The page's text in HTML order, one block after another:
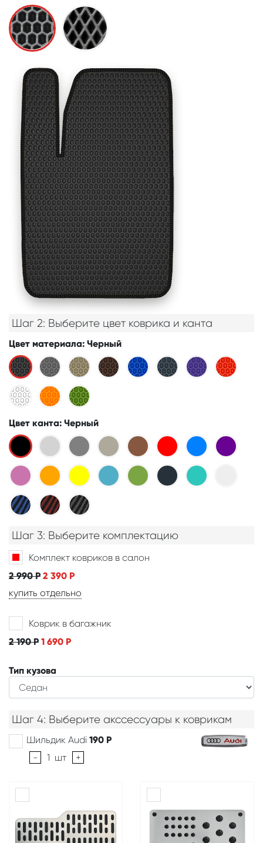
Шаг 2: Выберите цвет коврика и канта
Цвет материала: Черный
Цвет канта: Черный
Шаг 3: Выберите комплектацию
Комплект ковриков в салон
2 990Р 2 390 Р
купить отдельно
Коврик в багажник
2 190Р 1 690 Р
Тип кузова
Шаг 4: Выберите акссессуары к коврикам
Шильдик Audi 190 Р
-
1 шт +